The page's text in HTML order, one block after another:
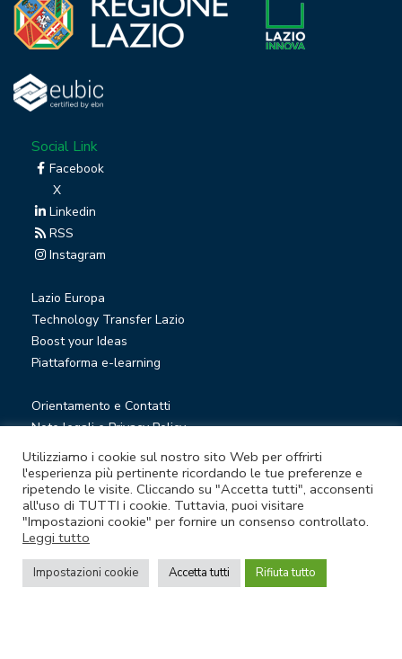
Social Link
Facebook
X
Linkedin
RSS
Instagram
Lazio Europa
Technology Transfer Lazio
Boost your Ideas
Piattaforma e-learning
Orientamento e Contatti
Note legali e Privacy Policy
Privacy Newsletter
Società trasparente
Whistleblowing
© Lazio Innova S.p.A. società soggetta a direzione e
coordinamento della Regione Lazio
Sede legale Via Marco Aurelio 26 A - 00184 Roma
Utilizziamo i cookie sul nostro sito Web per offrirti
l'esperienza più pertinente ricordando le tue preferenze e
ripetendo le visite. Cliccando su "Accetta tutti", acconsenti
all'uso di TUTTI i cookie. Tuttavia, puoi visitare
"Impostazioni cookie" per fornire un consenso controllato.
Leggi tutto
Impostazioni cookie Accetta tutti Rifiuta tutto